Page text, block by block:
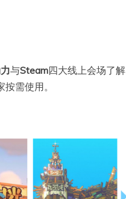
与Steam四大线上会场了解
需使用。